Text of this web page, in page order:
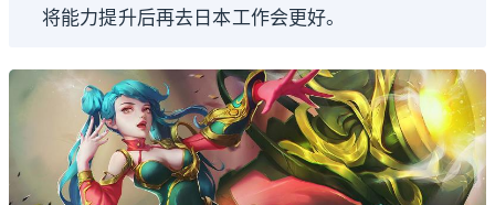
将能力提升后再去日本工作会更好。